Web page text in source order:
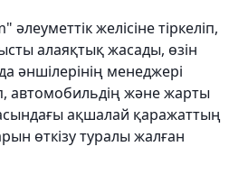
желісіне тіркеліп,
алаяқтық жасады, өзін
әншілерінің менеджері
автомобильдің және жарты
ақшалай қаражаттың
өткізу туралы жалған